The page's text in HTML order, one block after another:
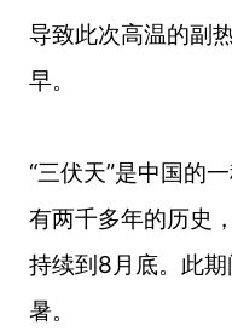
导致此次高温的副
早。
“三伏天”是中国的
有两千多年的历史
持续到8月底。此
暑。